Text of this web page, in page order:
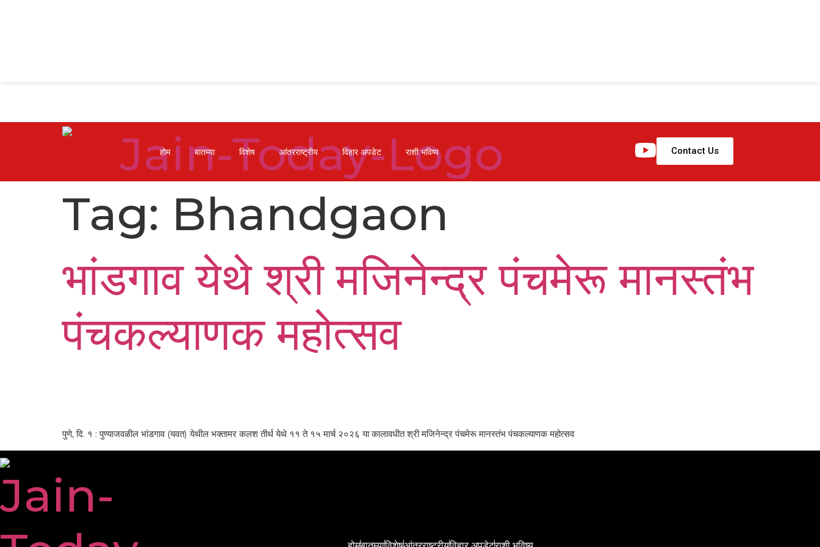
होम बातम्या विशेष आंतरराष्ट्रीय विहार अपडेट राशी भविष्य Contact Us
Tag: Bhandgaon
भांडगाव येथे श्री मजिनेन्द्र पंचमेरू मानस्तंभ
पंचकल्याणक महोत्सव
पुणे, दि. १ : पुण्याजवळील भांडगाव (यवत) येथील भक्तामर कलश तीर्थ येथे ११ ते १५ मार्च २०२६ या कालावधीत श्री मजिनेन्द्र पंचमेरू मानस्तंभ पंचकल्याणक महोत्सव